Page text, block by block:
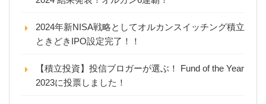
2024年新NISA戦略としてオルカンスイッチング積立
ときどきIPO設定完了！！
【積立投資】投信ブロガーが選ぶ！ Fund of the Year
2023に投票しました！